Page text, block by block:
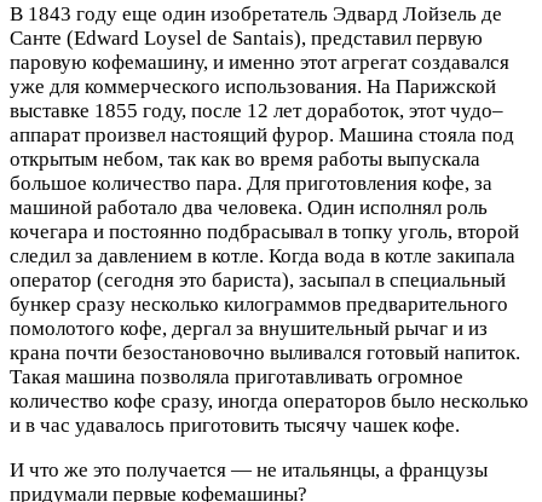
В 1843 году еще один изобретатель Эдвард Лойзель де
Санте (Edward Loysel de Santais), представил первую
паровую кофемашину, и именно этот агрегат создавался
уже для коммерческого использования. На Парижской
выставке 1855 году, после 12 лет доработок, этот чудо–
аппарат произвел настоящий фурор. Машина стояла под
открытым небом, так как во время работы выпускала
большое количество пара. Для приготовления кофе, за
машиной работало два человека. Один исполнял роль
кочегара и постоянно подбрасывал в топку уголь, второй
следил за давлением в котле. Когда вода в котле закипала
оператор (сегодня это бариста), засыпал в специальный
бункер сразу несколько килограммов предварительного
помолотого кофе, дергал за внушительный рычаг и из
крана почти безостановочно выливался готовый напиток.
Такая машина позволяла приготавливать огромное
количество кофе сразу, иногда операторов было несколько
и в час удавалось приготовить тысячу чашек кофе.
И что же это получается — не итальянцы, а французы
придумали первые кофемашины?